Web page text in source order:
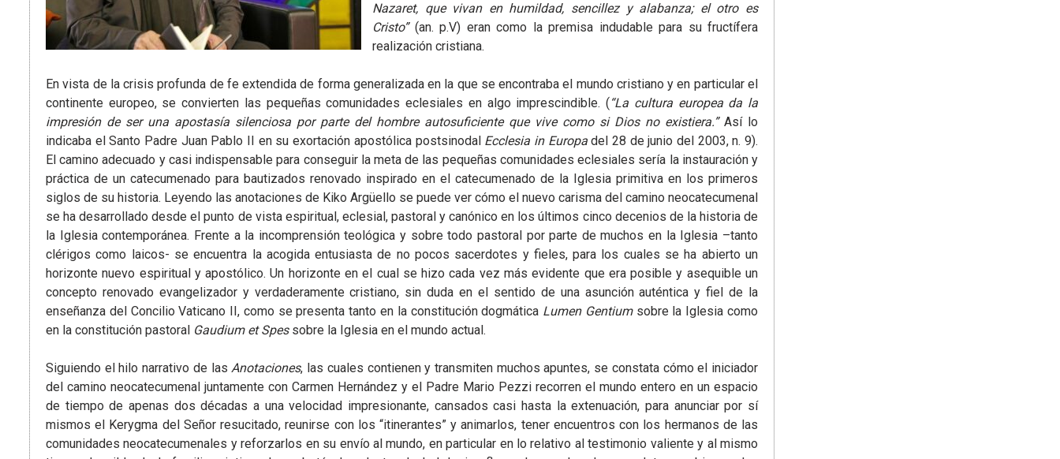
Nazaret, que vivan en humildad, sencillez y alabanza; el otro es
Cristo”(an. p.V) eran como la premisa indudable para su fructífera
realización cristiana.
En vista de la crisis profunda de fe extendida de forma generalizada en la que se encontraba el mundo cristiano y en particular el
continente europeo, se convierten las pequeñas comunidades eclesiales en algo imprescindible. (“La cultura europea da la
impresión de ser una apostasía silenciosa por parte del hombre autosuficiente que vive como si Dios no existiera.”Así lo
indicaba el Santo Padre Juan Pablo II en su exortación apostólica postsinodal Ecclesia in Europadel 28 de junio del 2003, n. 9).
El camino adecuado y casi indispensable para conseguir la meta de las pequeñas comunidades eclesiales sería la instauración y
práctica de un catecumenado para bautizados renovado inspirado en el catecumenado de la Iglesia primitiva en los primeros
siglos de su historia. Leyendo las anotaciones de Kiko Argüello se puede ver cómo el nuevo carisma del camino neocatecumenal
se ha desarrollado desde el punto de vista espiritual, eclesial, pastoral y canónico en los últimos cinco decenios de la historia de
la Iglesia contemporánea. Frente a la incomprensión teológica y sobre todo pastoral por parte de muchos en la Iglesia –tanto
clérigos como laicos- se encuentra la acogida entusiasta de no pocos sacerdotes y fieles, para los cuales se ha abierto un
horizonte nuevo espiritual y apostólico. Un horizonte en el cual se hizo cada vez más evidente que era posible y asequible un
concepto renovado evangelizador y verdaderamente cristiano, sin duda en el sentido de una asunción auténtica y fiel de la
enseñanza del Concilio Vaticano II, como se presenta tanto en la constitución dogmática Lumen Gentiumsobre la Iglesia como
en la constitución pastoral Gaudium et Spes sobre la Iglesia en el mundo actual.
Siguiendo el hilo narrativo de lasAnotaciones, las cuales contienen y transmiten muchos apuntes, se constata cómo el iniciador
del camino neocatecumenal juntamente con Carmen Hernández y el Padre Mario Pezzi recorren el mundo entero en un espacio
de tiempo de apenas dos décadas a una velocidad impresionante, cansados casi hasta la extenuación, para anunciar por sí
mismos el Kerygma del Señor resucitado, reunirse con los “itinerantes” y animarlos, tener encuentros con los hermanos de las
comunidades neocatecumenales y reforzarlos en su envío al mundo, en particular en lo relativo al testimonio valiente y al mismo